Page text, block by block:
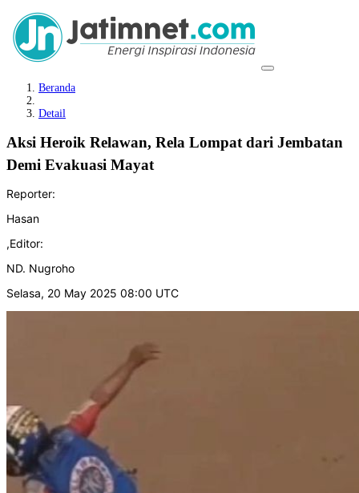
Beranda
Detail
Aksi Heroik Relawan, Rela Lompat dari Jembatan
Demi Evakuasi Mayat
Reporter:
Hasan
,Editor:
ND. Nugroho
Selasa, 20 May 2025 08:00 UTC